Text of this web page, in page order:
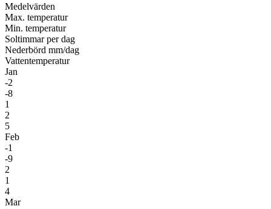
Medel­värden
Max. temperatur
Min. temperatur
Soltimmar per dag
Nederbörd mm/dag
Vatten­temperatur
Jan
-2
-8
1
2
5
Feb
-1
-9
2
1
4
Mar